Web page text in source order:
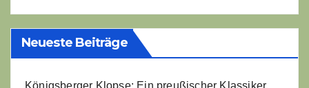
Neueste Beiträge